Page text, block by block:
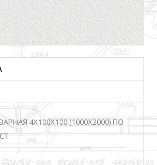
4Х100Х100 (1000Х2000) ПО